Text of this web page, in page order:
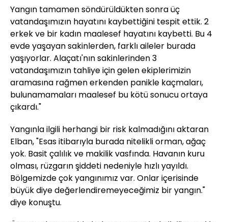
Yangın tamamen söndürüldükten sonra üç
vatandaşımızın hayatını kaybettiğini tespit ettik. 2
erkek ve bir kadın maalesef hayatını kaybetti. Bu 4
evde yaşayan sakinlerden, farklı aileler burada
yaşıyorlar. Alaçatı'nın sakinlerinden 3
vatandaşımızın tahliye için gelen ekiplerimizin
aramasına rağmen erkenden panikle kaçmaları,
bulunamamaları maalesef bu kötü sonucu ortaya
çıkardı."
Yangınla ilgili herhangi bir risk kalmadığını aktaran
Elban, "Esas itibarıyla burada nitelikli orman, ağaç
yok. Basit çalılık ve makilik vasfında. Havanın kuru
olması, rüzgarın şiddeti nedeniyle hızlı yayıldı.
Bölgemizde çok yangınımız var. Onlar içerisinde
büyük diye değerlendiremeyeceğimiz bir yangın."
diye konuştu.